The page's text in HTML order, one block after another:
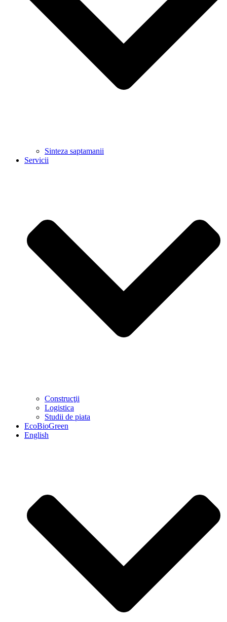
Sinteza saptamanii
Servicii
Construcţii
Logistica
Studii de piata
EcoBioGreen
English